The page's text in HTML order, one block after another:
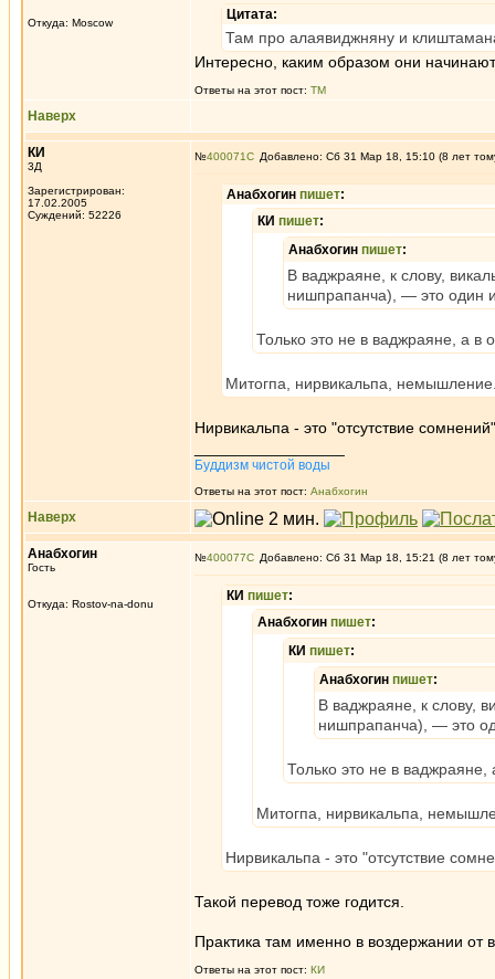
Откуда: Moscow
Цитата:
Там про алаявиджняну и
Интересно, каким образом они
Ответы на этот пост: ТМ
Наверх
КИ
3Д
Зарегистрирован:
17.02.2005
Суждений: 52226
№400071 Добавлено: Сб 31 Мар 18, 15:10 (8 лет
Анабхогин пишет:
КИ пишет:
Анабхогин пишет:
В ваджраяне, к слову,
нишпрапанча), — это один
Только это не в ваджраяне, а в
Митогпа, нирвикальпа,
Нирвикальпа - это "отсутствие
Буддизм чистой воды
Ответы на этот пост: Анабхогин
Наверх
Анабхогин
Гость
Откуда: Rostov-na-donu
№400077 Добавлено: Сб 31 Мар 18, 15:21 (8 лет
КИ пишет:
Анабхогин пишет:
КИ пишет:
Анабхогин пишет:
В ваджраяне, к слову,
нишпрапанча), — это
Только это не в ваджраяне,
Митогпа, нирвикальпа,
Нирвикальпа - это "отсутствие
Такой перевод тоже годится.
Практика там именно в воздержании от
Ответы на этот пост: КИ